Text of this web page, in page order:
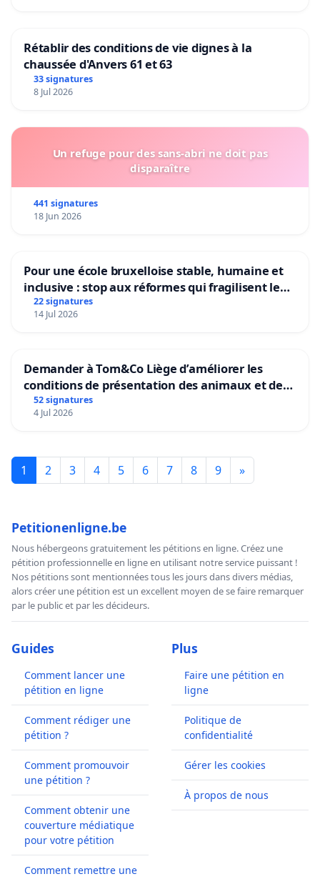
Rétablir des conditions de vie dignes à la
chaussée d'Anvers 61 et 63
33 signatures
8 Jul 2026
Un refuge pour des sans-abri ne doit pas
disparaître
441 signatures
18 Jun 2026
Pour une école bruxelloise stable, humaine et
inclusive : stop aux réformes qui fragilisent le
primaire
22 signatures
14 Jul 2026
Demander à Tom&Co Liège d’améliorer les
conditions de présentation des animaux et de
mettre fin à la vente d’animaux en magasin
52 signatures
4 Jul 2026
1 2 3 4 5 6 7 8 9 »
Petitionenligne.be
Nous hébergeons gratuitement les pétitions en ligne. Créez une
pétition professionnelle en ligne en utilisant notre service puissant !
Nos pétitions sont mentionnées tous les jours dans divers médias,
alors créer une pétition est un excellent moyen de se faire remarquer
par le public et par les décideurs.
Guides
Comment lancer une
pétition en ligne
Comment rédiger une
pétition ?
Comment promouvoir
une pétition ?
Comment obtenir une
couverture médiatique
pour votre pétition
Comment remettre une
Plus
Faire une pétition en
ligne
Politique de
confidentialité
Gérer les cookies
À propos de nous